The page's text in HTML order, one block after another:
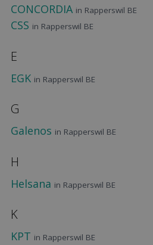
CONCORDIA in Rapperswil BE
CSS in Rapperswil BE
E
EGK in Rapperswil BE
G
Galenos in Rapperswil BE
H
Helsana in Rapperswil BE
K
KPT in Rapperswil BE